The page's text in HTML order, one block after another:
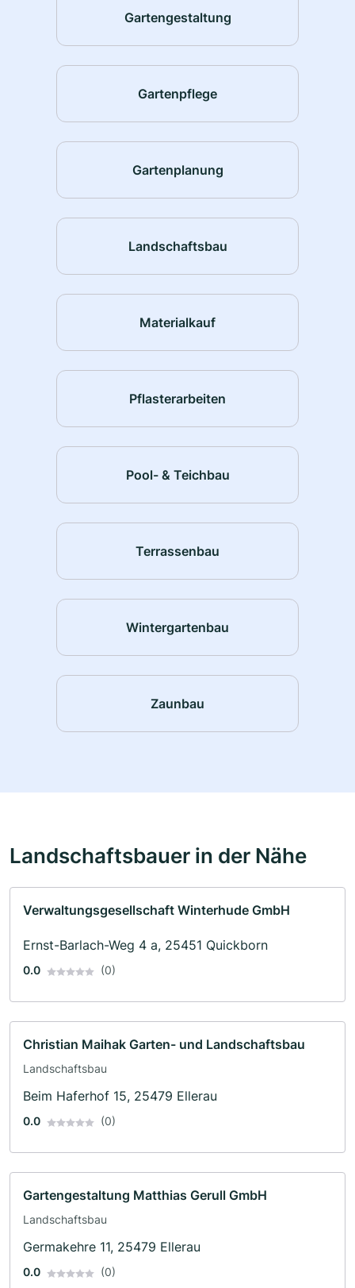
Gartengestaltung
Gartenpflege
Gartenplanung
Landschaftsbau
Materialkauf
Pflasterarbeiten
Pool- & Teichbau
Terrassenbau
Wintergartenbau
Zaunbau
Landschaftsbauer in der Nähe
Verwaltungsgesellschaft Winterhude GmbH
Ernst-Barlach-Weg 4 a, 25451 Quickborn
0.0 (0)
Christian Maihak Garten- und Landschaftsbau
Landschaftsbau
Beim Haferhof 15, 25479 Ellerau
0.0 (0)
Gartengestaltung Matthias Gerull GmbH
Landschaftsbau
Germakehre 11, 25479 Ellerau
0.0 (0)